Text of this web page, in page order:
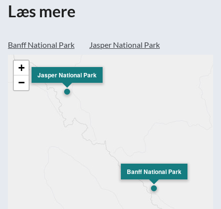
Læs mere
Banff National Park Jasper National Park
Banff National Park
Jasper National Park
+
−